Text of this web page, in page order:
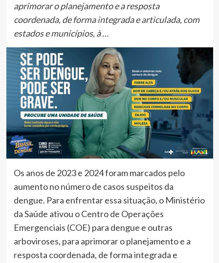
aprimorar o planejamento e a resposta
coordenada, de forma integrada e articulada, com
estados e municípios, à …
Os anos de 2023 e 2024 foram marcados pelo
aumento no número de casos suspeitos da
dengue. Para enfrentar essa situação, o Ministério
da Saúde ativou o Centro de Operações
Emergenciais (COE) para dengue e outras
arboviroses, para aprimorar o planejamento e a
resposta coordenada, de forma integrada e